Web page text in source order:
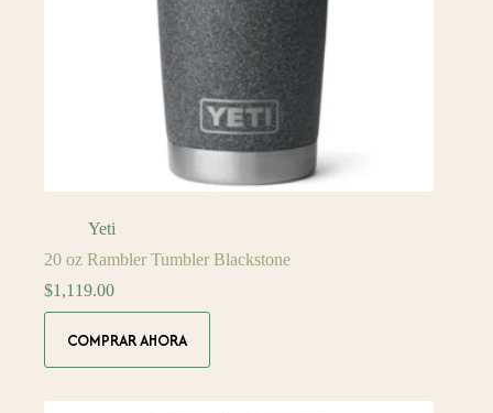
Yeti
20 oz Rambler Tumbler Blackstone
$1,119.00
COMPRAR AHORA